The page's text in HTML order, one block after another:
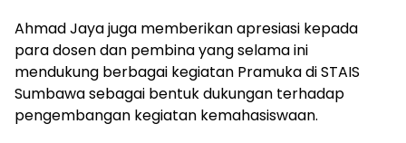
Ahmad Jaya juga memberikan apresiasi kepada
para dosen dan pembina yang selama ini
mendukung berbagai kegiatan Pramuka di STAIS
Sumbawa sebagai bentuk dukungan terhadap
pengembangan kegiatan kemahasiswaan.